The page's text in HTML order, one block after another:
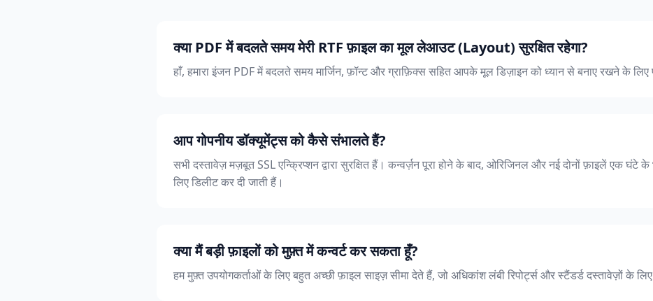
क्या PDF में बदलते समय मेरी RTF फ़ाइल का मूल लेआउट (Layout) सुरक्षित रहेगा?
हाँ, हमारा इंजन PDF में बदलते समय मार्जिन, फ़ॉन्ट और ग्राफ़िक्स सहित आपके मूल डिज़ाइन को ध्यान से बनाए रखने के लिए
आप गोपनीय डॉक्यूमेंट्स को कैसे संभालते हैं?
सभी दस्तावेज़ मज़बूत SSL एन्क्रिप्शन द्वारा सुरक्षित हैं। कन्वर्ज़न पूरा होने के बाद, ओरिजिनल और नई दोनों फ़ाइलें एक घंटे के
लिए डिलीट कर दी जाती हैं।
क्या मैं बड़ी फ़ाइलों को मुफ़्त में कन्वर्ट कर सकता हूँ?
हम मुफ़्त उपयोगकर्ताओं के लिए बहुत अच्छी फ़ाइल साइज़ सीमा देते हैं, जो अधिकांश लंबी रिपोर्ट्स और स्टैंडर्ड दस्तावेज़ों के